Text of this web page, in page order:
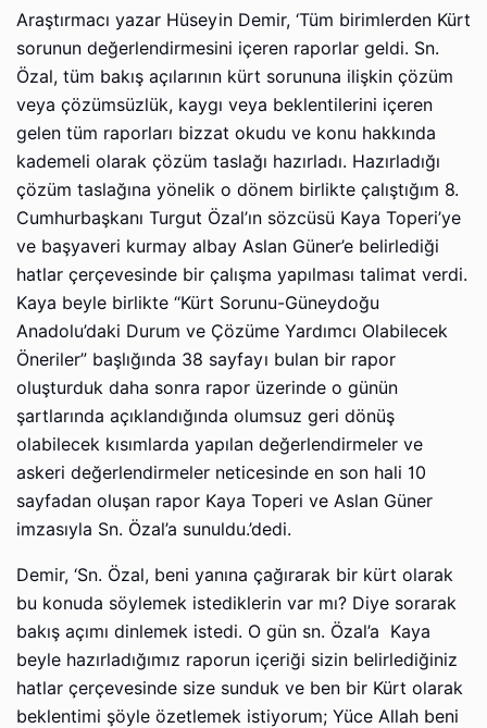
Araştırmacı yazar Hüseyin Demir, ‘Tüm birimlerden Kürt
sorunun değerlendirmesini içeren raporlar geldi. Sn.
Özal, tüm bakış açılarının kürt sorununa ilişkin çözüm
veya çözümsüzlük, kaygı veya beklentilerini içeren
gelen tüm raporları bizzat okudu ve konu hakkında
kademeli olarak çözüm taslağı hazırladı. Hazırladığı
çözüm taslağına yönelik o dönem birlikte çalıştığım 8.
Cumhurbaşkanı Turgut Özal’ın sözcüsü Kaya Toperi’ye
ve başyaveri kurmay albay Aslan Güner’e belirlediği
hatlar çerçevesinde bir çalışma yapılması talimat verdi.
Kaya beyle birlikte “Kürt Sorunu-Güneydoğu
Anadolu’daki Durum ve Çözüme Yardımcı Olabilecek
Öneriler” başlığında 38 sayfayı bulan bir rapor
oluşturduk daha sonra rapor üzerinde o günün
şartlarında açıklandığında olumsuz geri dönüş
olabilecek kısımlarda yapılan değerlendirmeler ve
askeri değerlendirmeler neticesinde en son hali 10
sayfadan oluşan rapor Kaya Toperi ve Aslan Güner
imzasıyla Sn. Özal’a sunuldu.’dedi.
Demir, ‘Sn. Özal, beni yanına çağırarak bir kürt olarak
bu konuda söylemek istediklerin var mı? Diye sorarak
bakış açımı dinlemek istedi. O gün sn. Özal’a Kaya
beyle hazırladığımız raporun içeriği sizin belirlediğiniz
hatlar çerçevesinde size sunduk ve ben bir Kürt olarak
beklentimi şöyle özetlemek istiyorum; Yüce Allah beni